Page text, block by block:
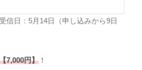
信日：5月14日（申し込みから9日
7,000円】 ！